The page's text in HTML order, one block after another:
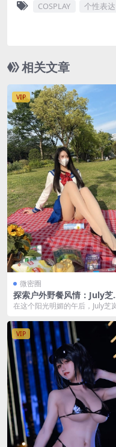
COSPLAY 个性表达
相关文章
VIP
微密圈
探索户外野餐风情：July芝
的Cosplay风采 [59P-89M]
在这个阳光明媚的午后，July芝
视觉盛宴。户外...
VIP